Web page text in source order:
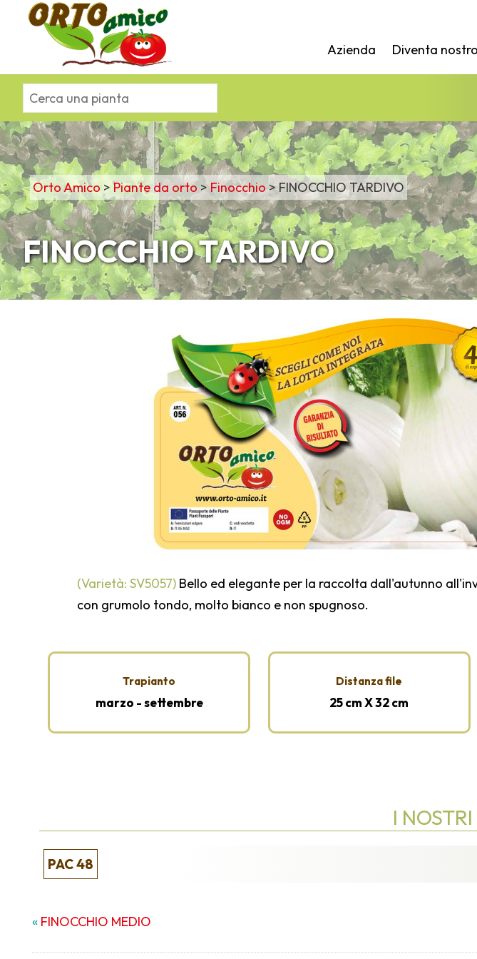
Azienda Diventa
Orto Amico >Piante da orto >Finocchio>FINOCCHIO TARDIVO
FINOCCHIO TARDIVO
(Varietà: SV5057)Bello ed elegante per la raccolta dall'autunno
con grumolo tondo, molto bianco e non spugnoso.
Trapianto
marzo - settembre
Distanza file
25 cm X 32 cm
I
PAC 48
« FINOCCHIO MEDIO